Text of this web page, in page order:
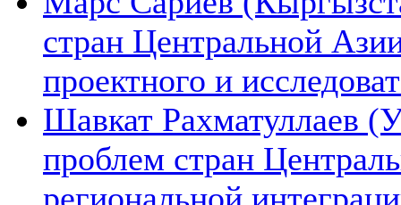
стран Центральной
проектного и
Шавкат Рахматуллаев
проблем стран